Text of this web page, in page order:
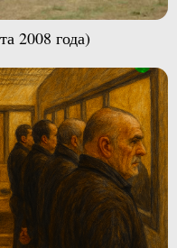
2008 года)